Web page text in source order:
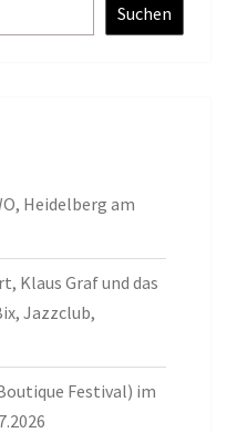
Suchen
Heidelberg am
Klaus Graf und das
Jazzclub,
Festival) im